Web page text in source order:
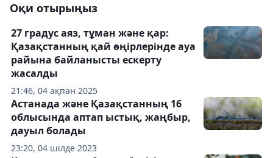
Оқи отырыңыз
21:46, 04 ақпан 2025
27 градус аяз, тұман және қар:
Қазақстанның қай өңірлерінде ауа
райына байланысты ескерту
жасалды
23:20, 04 шілде 2023
Астанада және Қазақстанның 16
облысында аптап ыстық, жаңбыр,
дауыл болады